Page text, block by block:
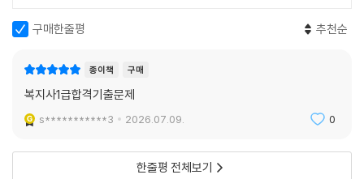
구매한줄평 추천순
종이책 구매
복지사1급합격기출문제
s***********3 2026.07.09. 0
한줄평 전체보기